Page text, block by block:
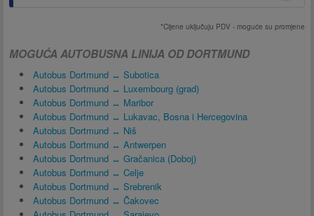
*Cijene uključuju PDV - moguće su promjene
MOGUĆA AUTOBUSNA LINIJA OD DORTMUND
Autobus Dortmund ↔ Subotica
Autobus Dortmund ↔ Luxembourg (grad)
Autobus Dortmund ↔ Maribor
Autobus Dortmund ↔ Lukavac, Bosna i Hercegovina
Autobus Dortmund ↔ Niš
Autobus Dortmund ↔ Antwerpen
Autobus Dortmund ↔ Gračanica (Doboj)
Autobus Dortmund ↔ Celje
Autobus Dortmund ↔ Srebrenik
Autobus Dortmund ↔ Čakovec